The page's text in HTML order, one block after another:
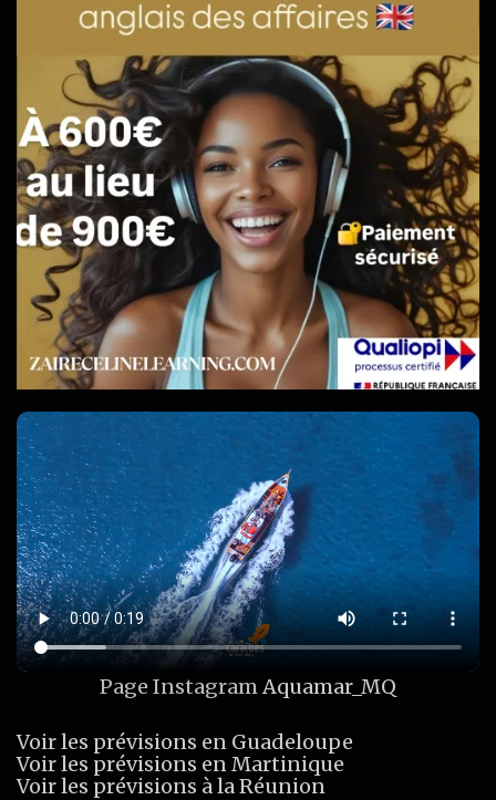
Page InstagramAquamar_MQ
Voir les prévisions en Guadeloupe
Voir les prévisions en Martinique
Voir les prévisions à la Réunion